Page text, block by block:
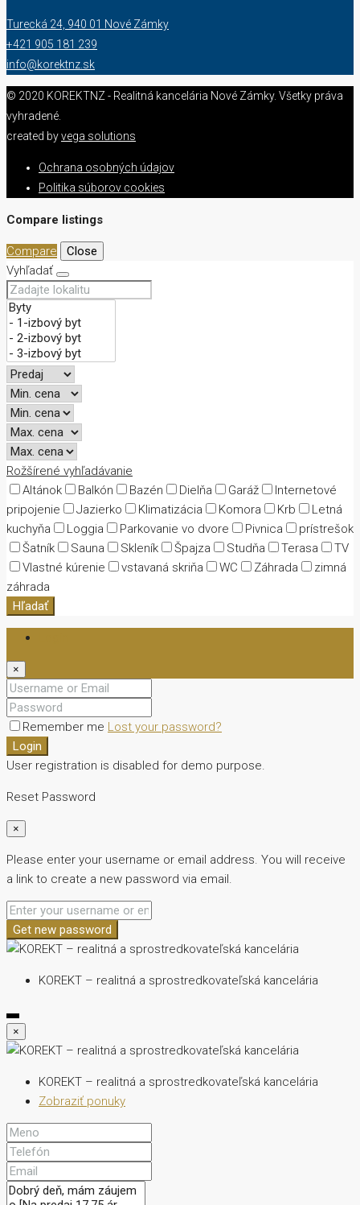
Turecká 24, 940 01 Nové Zámky
+421 905 181 239
info@korektnz.sk
© 2020 KOREKTNZ - Realitná kancelária Nové Zámky. Všetky práva
vyhradené.
created byvega solutions
Ochrana osobných údajov
Politika súborov cookies
Compare listings
Compare
Close
Vyhľadať
Rožšírené vyhľadávanie
Altánok
Balkón Bazén Dielňa Garáž
Internetové
pripojenie
Jazierko Klimatizácia Komora Krb
Letná
kuchyňa
Loggia Parkovanie vo dvore Pivnica
prístrešok
Šatník
Sauna Skleník Špajza Studňa Terasa
TV
Vlastné kúrenie
vstavaná skriňa WC Záhrada
zimná
záhrada
Hľadať
×
Remember me Lost your password?
Login
User registration is disabled for demo purpose.
Reset Password
×
Please enter your username or email address. You will receive
a link to create a new password via email.
Get new password
KOREKT – realitná a sprostredkovateľská kancelária
×
KOREKT – realitná a sprostredkovateľská kancelária
Zobraziť ponuky